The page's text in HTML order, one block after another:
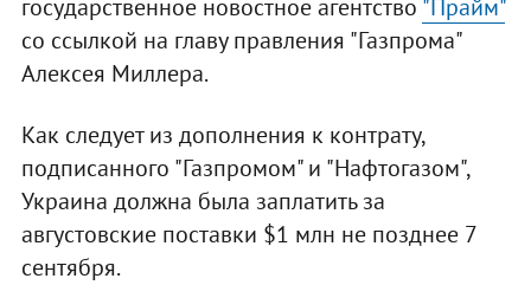
государственное новостное агентство "Прайм"
со ссылкой на главу правления "Газпрома"
Алексея Миллера.
Как следует из дополнения к контрату,
подписанного "Газпромом" и "Нафтогазом",
Украина должна была заплатить за
августовские поставки $1 млн не позднее 7
сентября.